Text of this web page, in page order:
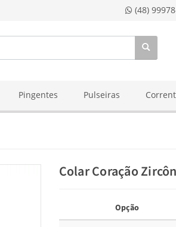
(48)
Pingentes Pulseiras
Colar Coração
Opção